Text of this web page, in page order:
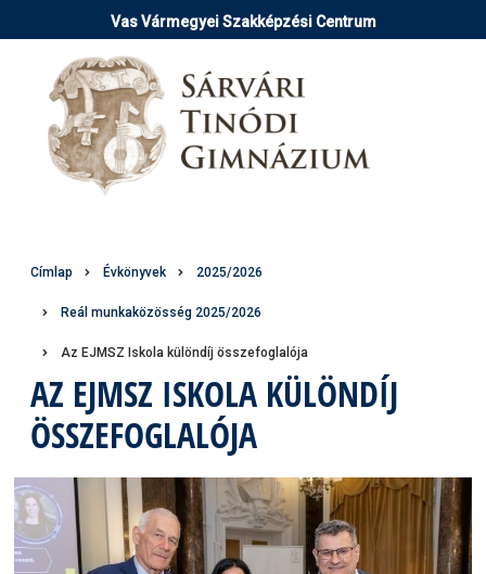
a
tartalomra
Vas Vármegyei Szakképzési Centrum
Morzsa
Címlap Évkönyvek 2025/2026
Reál munkaközösség 2025/2026
Az EJMSZ Iskola különdíj összefoglalója
AZ EJMSZ ISKOLA KÜLÖNDÍJ
ÖSSZEFOGLALÓJA